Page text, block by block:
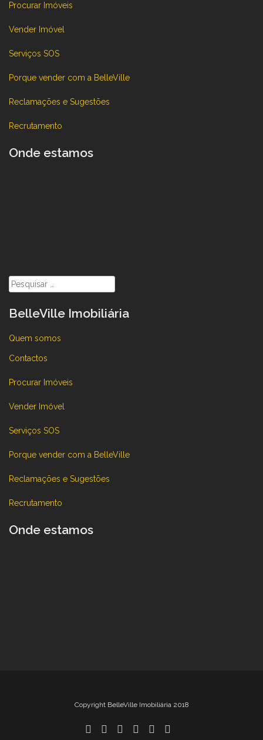
Procurar Imóveis
Vender Imóvel
Serviços SOS
Porque vender com a BelleVille
Reclamações e Sugestões
Recrutamento
Onde estamos
Pesquisar
por:
BelleVille Imobiliária
Quem somos
Contactos
Procurar Imóveis
Vender Imóvel
Serviços SOS
Porque vender com a BelleVille
Reclamações e Sugestões
Recrutamento
Onde estamos
Copyright BelleVille Imobiliária 2018